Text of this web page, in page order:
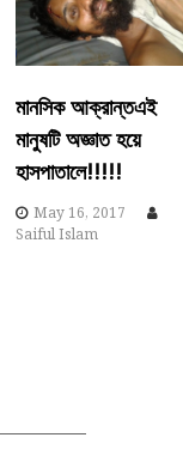
মানসিক আক্রান্তএই
মানুষটি অজ্ঞাত হয়ে
হাসপাতালে!!!!!
May 16, 2017
Saiful Islam